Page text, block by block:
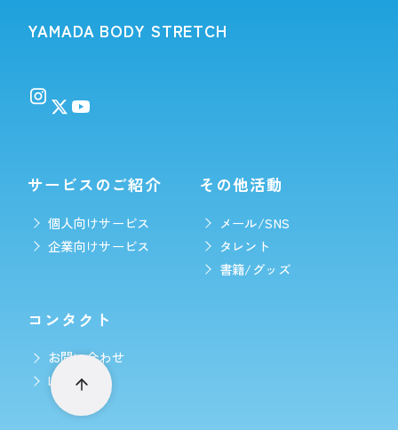
YAMADA BODY STRETCH
サービスのご紹介
個人向けサービス
企業向けサービス
その他活動
メール/SNS
タレント
書籍/グッズ
コンタクト
お問い合わせ
LINE予約